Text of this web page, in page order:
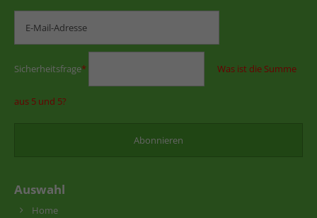
Sicherheitsfrage* Was ist die Summe
aus 5 und 5?
Auswahl
Home